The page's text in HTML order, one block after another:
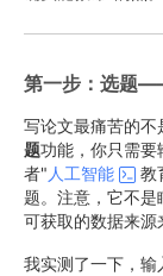
第一步：选题
写论文最痛苦的不
题功能，你只需
者" 人工智能
教
题。注意，它不是
可获取的数据来源
我实测了一下，